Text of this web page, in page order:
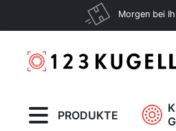
Morgen bei
PRODUKTE